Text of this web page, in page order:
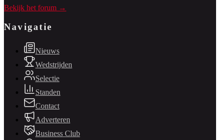
Bekijk het forum →
Navigatie
Nieuws
Wedstrijden
Selectie
Standen
Contact
Adverteren
Business Club